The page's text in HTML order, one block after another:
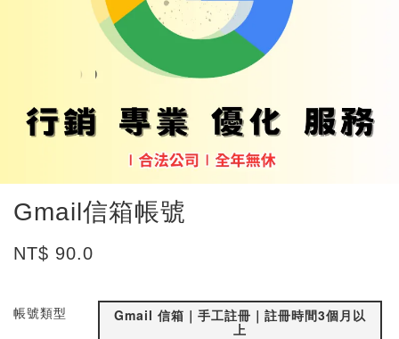
Gmail信箱帳號
NT$ 90.0
帳號類型
Gmail 信箱｜手工註冊｜註冊時間3個月以
上